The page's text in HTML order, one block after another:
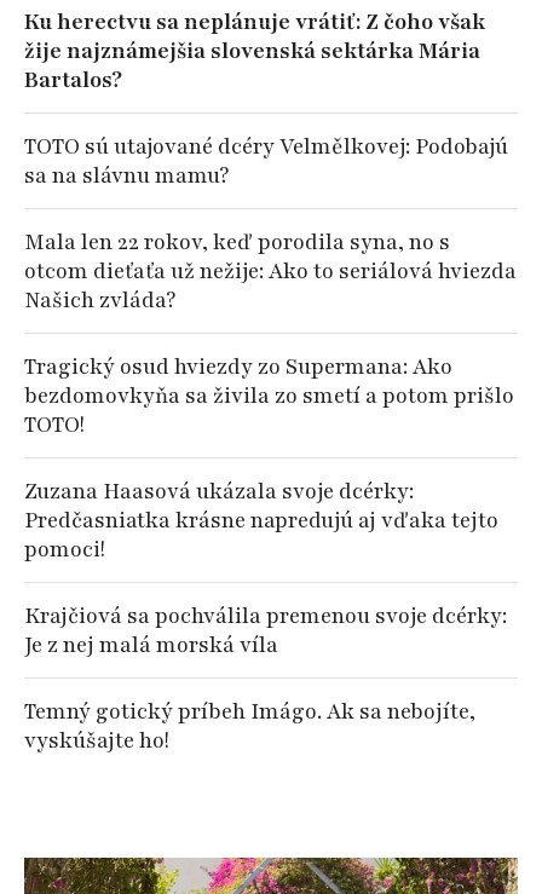
Ku herectvu sa neplánuje vrátiť: Z čoho však
žije najznámejšia slovenská sektárka Mária
Bartalos?
TOTO sú utajované dcéry Velmělkovej: Podobajú
sa na slávnu mamu?
Mala len 22 rokov, keď porodila syna, no s
otcom dieťaťa už nežije: Ako to seriálová hviezda
Našich zvláda?
Tragický osud hviezdy zo Supermana: Ako
bezdomovkyňa sa živila zo smetí a potom prišlo
TOTO!
Zuzana Haasová ukázala svoje dcérky:
Predčasniatka krásne napredujú aj vďaka tejto
pomoci!
Krajčiová sa pochválila premenou svoje dcérky:
Je z nej malá morská víla
Temný gotický príbeh Imágo. Ak sa nebojíte,
vyskúšajte ho!